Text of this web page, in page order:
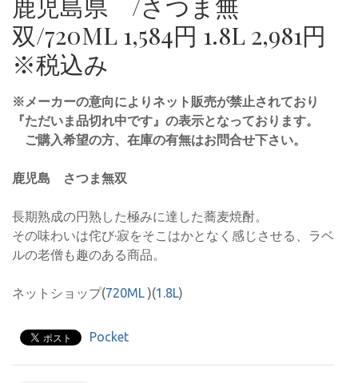
鹿児島県 /さつま無
双/720ML 1,584円 1.8L 2,981円
※税込み
※メーカーの意向によりネット販売が禁止されており
『ただいま品切れ中です』の表示となっております。
ご購入希望の方、在庫の有無はお問合せ下さい。
鹿児島 さつま無双
長期熟成の円熟した極みに達した蕎麦焼酎。
その味わいは侘び·寂をそこはかとなく感じさせる、ラベ
ルの老僧も趣のある商品。
ネットショップ(720ML )(1.8L)
Pocket